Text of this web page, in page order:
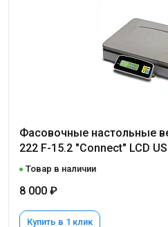
Фасовочные настольные
222 F-15.2 "Connect" LCD
Товар в наличии
8 000 ₽
Купить в 1 клик